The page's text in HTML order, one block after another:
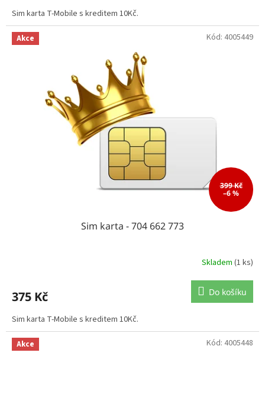
Sim karta T-Mobile s kreditem 10Kč.
Akce
399 Kč
–6 %
Sim karta - 704 662 773
Skladem (1 ks)
375 Kč Do košíku
Sim karta T-Mobile s kreditem 10Kč.
Kód: 4005449
Akce Kód: 4005448